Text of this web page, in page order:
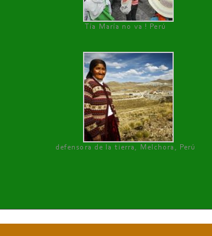
Tía María no va ! Perú
defensora de la tierra, Melchora, Perú